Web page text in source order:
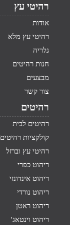
רהיטי עץ
אודות
רהיטי עץ מלא
גלריה
חנות רהיטים
מבצעים
צור קשר
רהיטים
רהיטים לבית
קולקציות רהיטים
רהיטי עץ וברזל
ריהוט כפרי
ריהוט אינדונזי
ריהוט נורדי
ריהוט ראטן
ריהוט וינטאג'